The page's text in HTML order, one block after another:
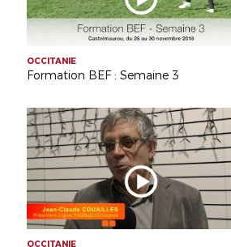
OCCITANIE
Formation BEF : Semaine 3
OCCITANIE